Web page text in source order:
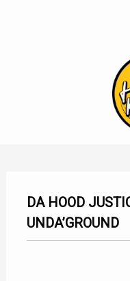
DA HOOD JUSTICE – 1999 – DIRECT DIN
UNDA’GROUND